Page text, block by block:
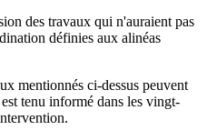
des travaux qui n'auraient pas
définies aux alinéas
mentionnés ci-dessus peuvent
tenu informé dans les vingt-